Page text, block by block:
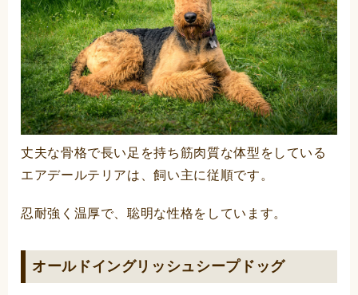
丈夫な骨格で長い足を持ち筋肉質な体型をしている
エアデールテリアは、飼い主に従順です。
忍耐強く温厚で、聡明な性格をしています。
オールドイングリッシュシープドッグ